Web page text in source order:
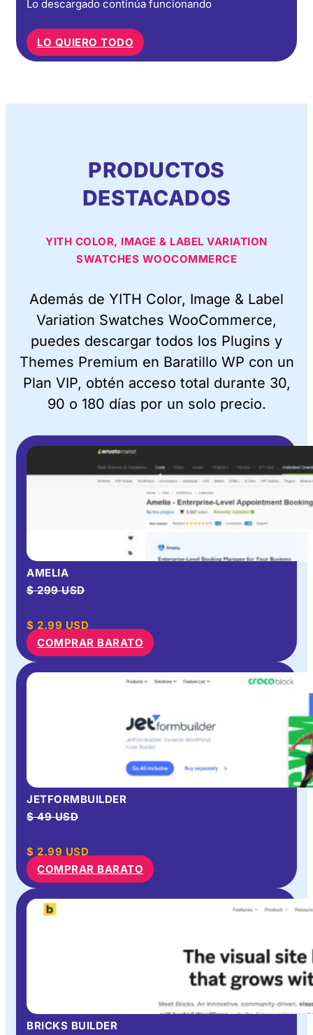
Lo descargado continúa funcionando
LO QUIERO TODO
PRODUCTOS
DESTACADOS
YITH COLOR, IMAGE & LABEL VARIATION
SWATCHES WOOCOMMERCE
Además de YITH Color, Image & Label
Variation Swatches WooCommerce,
puedes descargar todos los Plugins y
Themes Premium en Baratillo WP con un
Plan VIP, obtén acceso total durante 30,
90 o 180 días por un solo precio.
AMELIA
$ 299 USD
$ 2.99 USD
COMPRAR BARATO
JETFORMBUILDER
$ 49 USD
$ 2.99 USD
COMPRAR BARATO
BRICKS BUILDER